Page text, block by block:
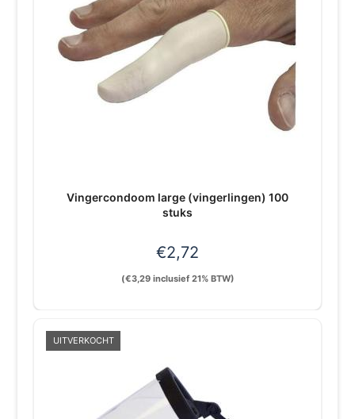
Vingercondoom large (vingerlingen) 100
stuks
€2,72
(€3,29inclusief 21% BTW)
UITVERKOCHT